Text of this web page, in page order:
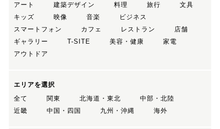
アート
建築デザイン 料理 旅行
文具
キッズ
映像 音楽
ビジネス
スマートフォン
カフェ レストラン
店舗
ギャラリー
T-SITE 美容・健康
家電
アウトドア
エリアを選択
全て
関東 北海道・東北
中部・北陸
近畿
中国・四国 九州・沖縄 海外